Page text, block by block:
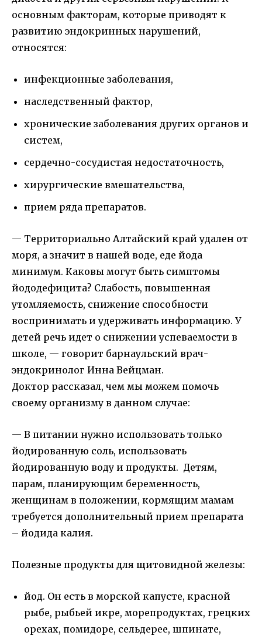
основным факторам, которые приводят к
развитию эндокринных нарушений,
относятся:
инфекционные заболевания,
наследственный фактор,
хронические заболевания других органов и
систем,
сердечно-сосудистая недостаточность,
хирургические вмешательства,
прием ряда препаратов.
— Территориально Алтайский край удален от
моря, а значит в нашей воде, еде йода
минимум. Каковы могут быть симптомы
йододефицита? Слабость, повышенная
утомляемость, снижение способности
воспринимать и удерживать информацию. У
детей речь идет о снижении успеваемости в
школе, — говорит барнаульский врач-
эндокринолог Инна Вейцман.
Доктор рассказал, чем мы можем помочь
своему организму в данном случае:
— В питании нужно использовать только
йодированную соль, использовать
йодированную воду и продукты. Детям,
парам, планирующим беременность,
женщинам в положении, кормящим мамам
требуется дополнительный прием препарата
– йодида калия.
Полезные продукты для щитовидной железы:
йод. Он есть в морской капусте, красной
рыбе, рыбьей икре, морепродуктах, грецких
орехах, помидоре, сельдерее, шпинате,